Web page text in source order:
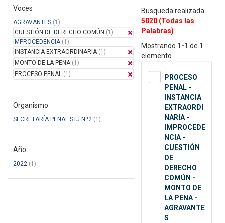
Manual del Usuario
Voces
AGRAVANTES (1)
CUESTIÓN DE DERECHO COMÚN (1)
IMPROCEDENCIA(1)
INSTANCIA EXTRAORDINARIA(1)
MONTO DE LA PENA(1)
PROCESO PENAL (1)
Organismo
SECRETARÍA PENAL STJ Nº2 (1)
Año
2022 (1)
Busqueda realizada:
5020 (Todas las
Palabras)
Mostrando 1-1 de 1
elemento.
PROCESO
PENAL -
INSTANCIA
EXTRAORDI
NARIA -
IMPROCEDE
NCIA -
CUESTIÓN
DE
DERECHO
COMÚN -
MONTO DE
LA PENA -
AGRAVANTE
S